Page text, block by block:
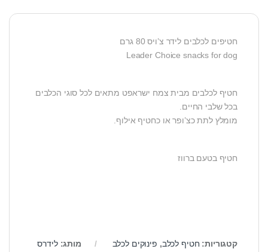
חטיפים לכלבים לידר צ’ויס 80 גרם
Leader Choice snacks for dog
חטיף לכלבים מבית צמח ישראפט מתאים לכל סוגי הכלבים
בכל שלבי החיים.
מומלץ לתת כצ’ופר או כחטיף אילוף.
חטיף בטעם ברווז
קטגוריות: חטיף לכלב, פינוקים לכלב מותג:לידרס